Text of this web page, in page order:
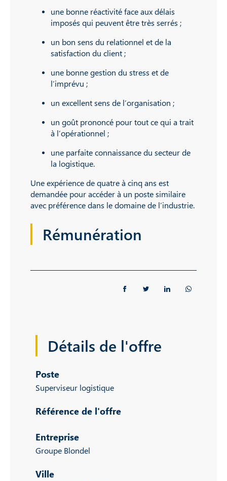
une bonne réactivité face aux délais
imposés qui peuvent être très serrés ;
un bon sens du relationnel et de la
satisfaction du client ;
une bonne gestion du stress et de
l’imprévu ;
un excellent sens de l’organisation ;
un goût prononcé pour tout ce qui a trait
à l’opérationnel ;
une parfaite connaissance du secteur de
la logistique.
Une expérience de quatre à cinq ans est
demandée pour accéder à un poste similaire
avec préférence dans le domaine de l’industrie.
Rémunération
Détails de l'offre
Poste
Superviseur logistique
Référence de l'offre
Entreprise
Groupe Blondel
Ville